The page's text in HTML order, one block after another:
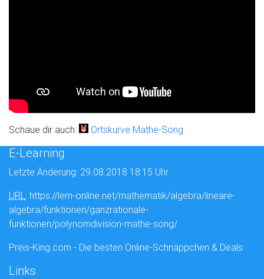
Schaue dir auch: Ortskurve Mathe-Song
E-Learning
Letzte Änderung: 29.08.2018 18:15 Uhr
URL: https://lern-online.net/mathematik/algebra/lineare-
algebra/funktionen/ganzrationale-
funktionen/polynomdivision-mathe-song/
Preis-King.com - Die besten Online-Schnäppchen & Deals
Links